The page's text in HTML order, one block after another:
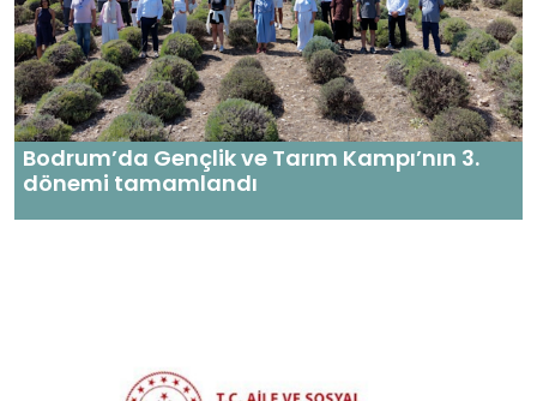
Bodrum’da Gençlik ve Tarım Kampı’nın 3.
dönemi tamamlandı